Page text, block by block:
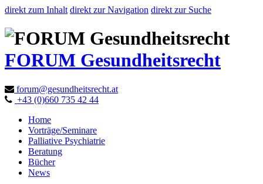
direkt zum Inhalt direkt zur Navigation direkt zur Suche
FORUM Gesundheitsrecht
forum@gesundheitsrecht.at
+43 (0)660 735 42 44
Home
Vorträge/Seminare
Palliative Psychiatrie
Beratung
Bücher
News